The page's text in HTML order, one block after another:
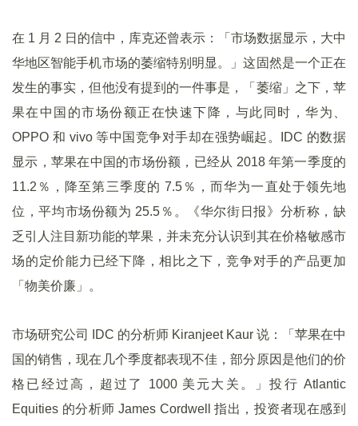
在 1 月 2 日的信中，库克还曾表示：「市场数据显示，大中
华地区智能手机市场的萎缩特别明显。」这固然是一个正在
发生的事实，但他没有提到的一件事是，「萎缩」之下，苹
果在中国的市场份额正在快速下降，与此同时，华为、
OPPO 和 vivo 等中国竞争对手却在强势崛起。IDC 的数据
显示，苹果在中国的市场份额，已经从 2018 年第一季度的
11.2％，降至第三季度的 7.5％，而华为一直处于领先地
位，平均市场份额为 25.5％。《华尔街日报》分析称，缺
乏引人注目新功能的苹果，并未充分认识到其在价格敏感市
场的定价能力已经下降，相比之下，竞争对手的产品更加
「物美价廉」。
市场研究公司 IDC 的分析师 Kiranjeet Kaur 说：「苹果在中
国的销售，现在几个季度都表现不佳，部分原因是他们的价
格已经过高，超过了 1000 美元大关。」投行 Atlantic
Equities 的分析师 James Cordwell 指出，投资者现在感到